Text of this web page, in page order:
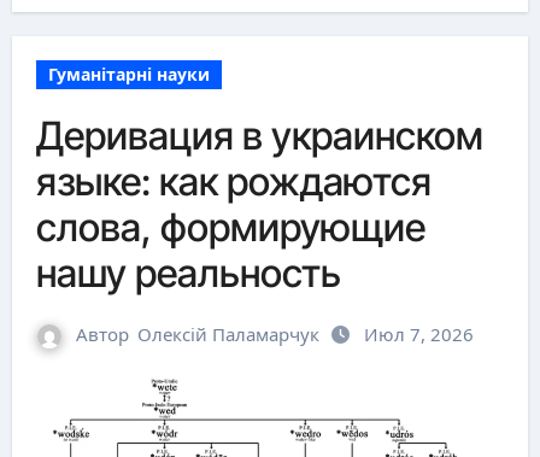
Гуманітарні науки
Деривация в украинском
языке: как рождаются
слова, формирующие
нашу реальность
Автор Олексій Паламарчук Июл 7, 2026